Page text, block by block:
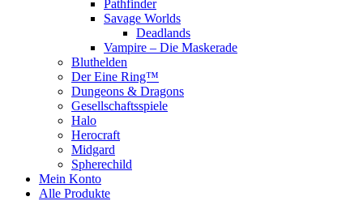
Pathfinder
Savage Worlds
Deadlands
Vampire – Die Maskerade
Bluthelden
Der Eine Ring™
Dungeons & Dragons
Gesellschaftsspiele
Halo
Herocraft
Midgard
Spherechild
Mein Konto
Alle Produkte